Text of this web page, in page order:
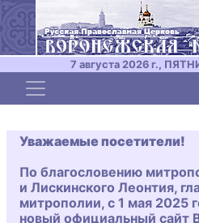
7 августа 2026 г.,
Toggle navigation
Уважаемые посетители!
По благословению
и Лискинского Леонтия,
митрополии, с 1 мая 2025
новый официальный сайт